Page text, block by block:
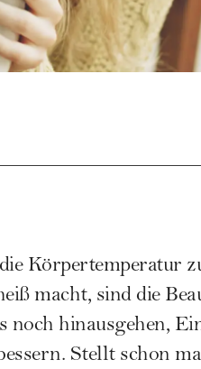
Körpertemperatur
macht, sind die
noch hinausgehen,
Stellt schon